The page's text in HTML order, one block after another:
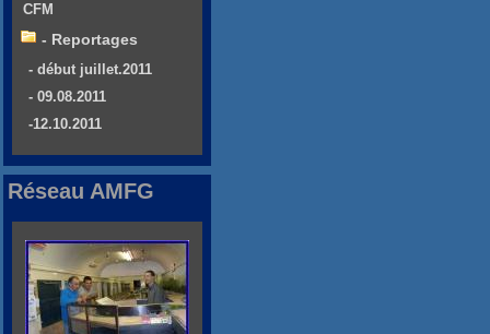
CFM
- Reportages
- début juillet.2011
- 09.08.2011
-12.10.2011
Réseau AMFG